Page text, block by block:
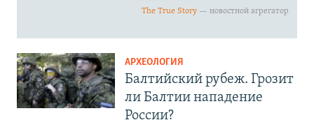
АРХЕОЛОГИЯ
Балтийский рубеж. Грозит
ли Балтии нападение
России?